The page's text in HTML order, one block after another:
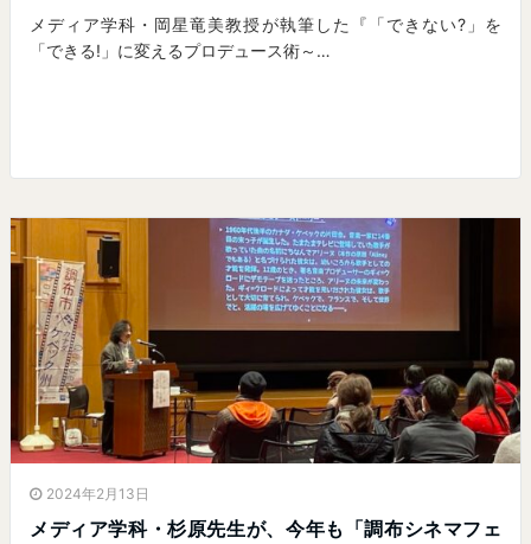
メディア学科・岡星竜美教授が執筆した『「できない?」を
「できる!」に変えるプロデュース術～…
2024年2月13日
メディア学科・杉原先生が、今年も「調布シネマフェ